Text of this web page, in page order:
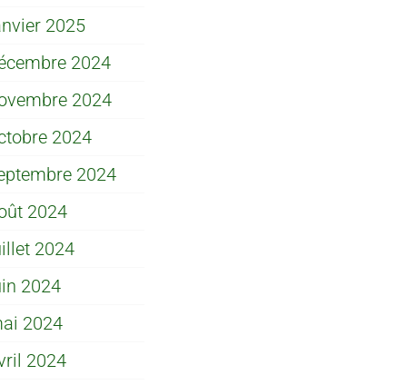
2025
2024
2024
2024
2024
2024
2024
2024
2024
2024